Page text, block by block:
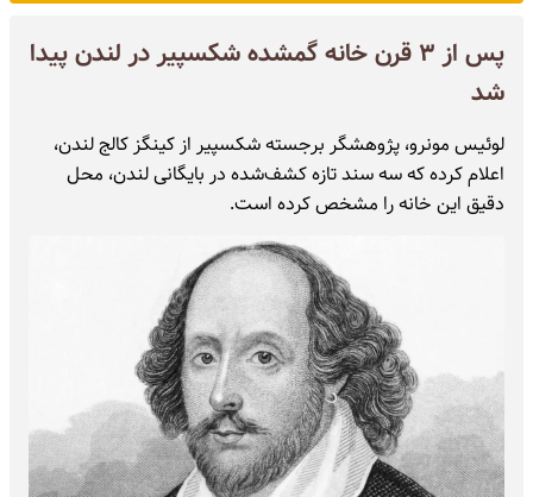
پس از ۳ قرن خانه گمشده شکسپیر در لندن پیدا
شد
لوئیس مونرو، پژوهشگر برجسته شکسپیر از کینگز کالج لندن،
اعلام کرده که سه سند تازه کشف‌شده در بایگانی لندن، محل
دقیق این خانه را مشخص کرده است.